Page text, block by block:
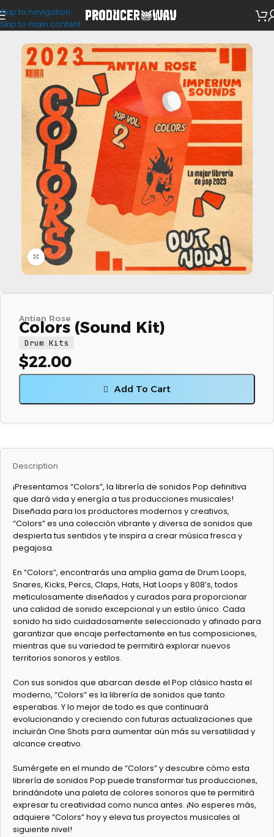
Skip to navigation
Skip to main content
Drum Kits
Click to enlarge
Antian Rose
Colors (Sound Kit)
Drum Kits
$22.00
Add To Cart
Description
¡Presentamos “Colors”, la librería de sonidos Pop definitiva
que dará vida y energía a tus producciones musicales!
Diseñada para los productores modernos y creativos,
“Colors” es una colección vibrante y diversa de sonidos que
despierta tus sentidos y te inspira a crear música fresca y
pegajosa.
En “Colors”, encontrarás una amplia gama de Drum Loops,
Snares, Kicks, Percs, Claps, Hats, Hat Loops y 808’s, todos
meticulosamente diseñados y curados para proporcionar
una calidad de sonido excepcional y un estilo único. Cada
sonido ha sido cuidadosamente seleccionado y afinado para
garantizar que encaje perfectamente en tus composiciones,
mientras que su variedad te permitirá explorar nuevos
territorios sonoros y estilos.
Con sus sonidos que abarcan desde el Pop clásico hasta el
moderno, “Colors” es la librería de sonidos que tanto
esperabas. Y lo mejor de todo es que continuará
evolucionando y creciendo con futuras actualizaciones que
incluirán One Shots para aumentar aún más su versatilidad y
alcance creativo.
Sumérgete en el mundo de “Colors” y descubre cómo esta
librería de sonidos Pop puede transformar tus producciones,
brindándote una paleta de colores sonoros que te permitirá
expresar tu creatividad como nunca antes. ¡No esperes más,
adquiere “Colors” hoy y eleva tus proyectos musicales al
siguiente nivel!